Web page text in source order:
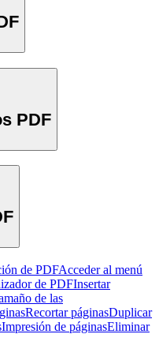
PDF
de PDFAcceder al menú
de PDFInsertar
de las
Recortar páginasDuplicar
Impresión de páginasEliminar